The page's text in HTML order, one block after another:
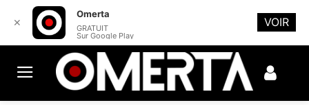
✕
Omerta
GRATUIT
Sur Google Play
VOIR